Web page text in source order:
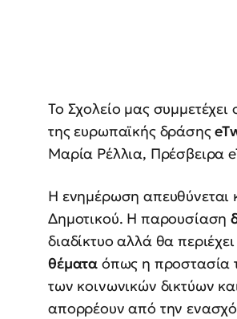
Το Σχολείο μας συμμετέχει
της ευρωπαϊκής δράσης
Μαρία Ρέλλια, Πρέσβειρα
Η ενημέρωση απευθύνεται
Δημοτικού. Η παρουσίαση
διαδίκτυο αλλά θα
θέματα όπως η προστασία
των κοινωνικών δικτύων
απορρέουν από την